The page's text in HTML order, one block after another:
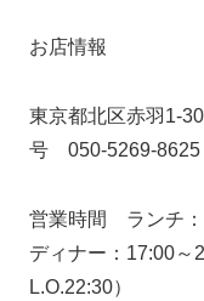
お店情報
東京都北区赤羽
号 050-5269-8625
営業時間 ランチ：
ディナー：17:00～
L.O.22:30）